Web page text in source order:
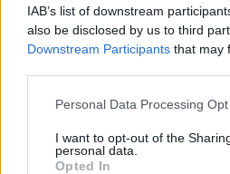
IAB’s list of downstream
also be disclosed by us to third
Downstream Participants that may
Personal Data Processing
I want to opt-out of the
personal data.
Opted In
Te Vi ft.
La Joaqui